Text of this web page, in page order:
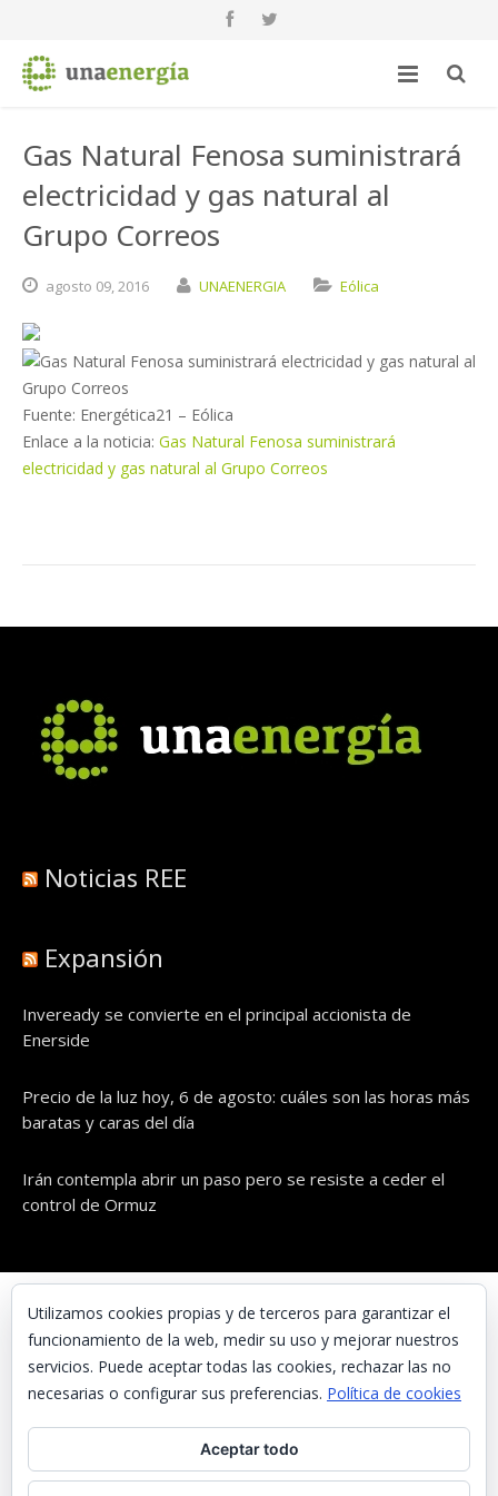
Gas Natural Fenosa suministrará
electricidad y gas natural al
Grupo Correos
agosto 09,2016 UNAENERGIA Eólica
Fuente: Energética21 – Eólica
Enlace a la noticia: Gas Natural Fenosa suministrará
electricidad y gas natural al Grupo Correos
Noticias REE
Expansión
Inveready se convierte en el principal accionista de
Enerside
Precio de la luz hoy, 6 de agosto: cuáles son las horas más
baratas y caras del día
Irán contempla abrir un paso pero se resiste a ceder el
control de Ormuz
© UNAENERGÍA, S.L.
Inicio
Contacta con nosotros
Preguntas frecuentes
Aviso Legal
Utilizamos cookies propias y de terceros para garantizar el
funcionamiento de la web, medir su uso y mejorar nuestros
servicios. Puede aceptar todas las cookies, rechazar las no
necesarias o configurar sus preferencias. Política de cookies
Aceptar todo